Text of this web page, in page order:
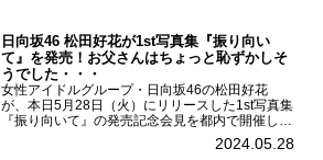
日向坂46 松田好花が1st写真集『振り向い
て』を発売！お父さんはちょっと恥ずかしそ
うでした・・・
女性アイドルグループ・日向坂46の松田好花
が、本日5月28日（火）にリリースした1st写真集
『振り向いて』の発売記念会見を都内で開催し
た。日向坂46 松田好花1st写真集『振り向いて』
発売記念会見写真集では日向坂46の松田好花を
2024.05.28